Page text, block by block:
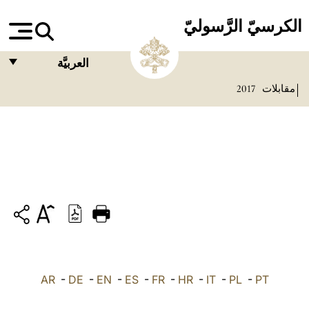
الكرسيّ الرَّسوليّ
العربيَّة
DEUTSCH
العربيّة
مقابلات 2017
AR- DE - EN - ES- FR- HR- IT- PL- PT